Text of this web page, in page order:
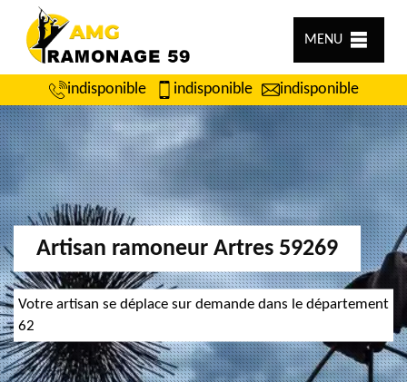
MENU
indisponible indisponible indisponible
Artisan ramoneur Artres 59269
Votre artisan se déplace sur demande dans le département
62